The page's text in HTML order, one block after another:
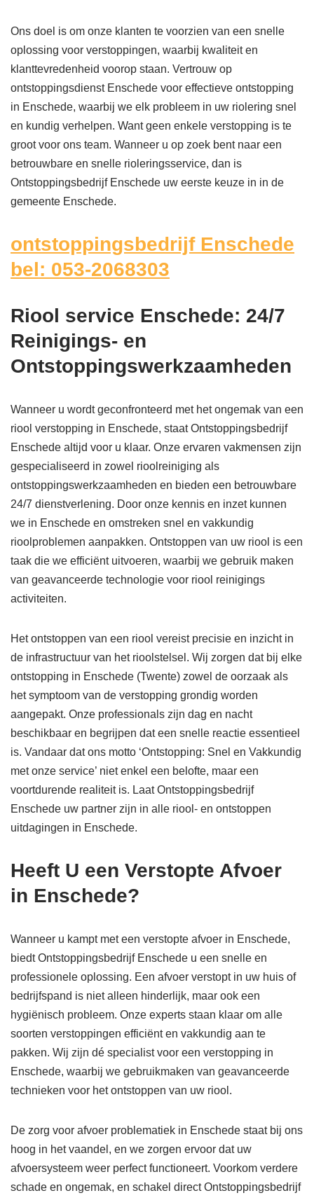
Ons doel is om onze klanten te voorzien van een snelle
oplossing voor verstoppingen, waarbij kwaliteit en
klanttevredenheid voorop staan. Vertrouw op
ontstoppingsdienst Enschede voor effectieve ontstopping
in Enschede, waarbij we elk probleem in uw riolering snel
en kundig verhelpen. Want geen enkele verstopping is te
groot voor ons team. Wanneer u op zoek bent naar een
betrouwbare en snelle rioleringsservice, dan is
Ontstoppingsbedrijf Enschede uw eerste keuze in in de
gemeente Enschede.
ontstoppingsbedrijf Enschede
bel: 053-2068303
Riool service Enschede: 24/7
Reinigings- en
Ontstoppingswerkzaamheden
Wanneer u wordt geconfronteerd met het ongemak van een
riool verstopping in Enschede, staat Ontstoppingsbedrijf
Enschede altijd voor u klaar. Onze ervaren vakmensen zijn
gespecialiseerd in zowel rioolreiniging als
ontstoppingswerkzaamheden en bieden een betrouwbare
24/7 dienstverlening. Door onze kennis en inzet kunnen
we in Enschede en omstreken snel en vakkundig
rioolproblemen aanpakken. Ontstoppen van uw riool is een
taak die we efficiënt uitvoeren, waarbij we gebruik maken
van geavanceerde technologie voor riool reinigings
activiteiten.
Het ontstoppen van een riool vereist precisie en inzicht in
de infrastructuur van het rioolstelsel. Wij zorgen dat bij elke
ontstopping in Enschede (Twente) zowel de oorzaak als
het symptoom van de verstopping grondig worden
aangepakt. Onze professionals zijn dag en nacht
beschikbaar en begrijpen dat een snelle reactie essentieel
is. Vandaar dat ons motto ‘Ontstopping: Snel en Vakkundig
met onze service’ niet enkel een belofte, maar een
voortdurende realiteit is. Laat Ontstoppingsbedrijf
Enschede uw partner zijn in alle riool- en ontstoppen
uitdagingen in Enschede.
Heeft U een Verstopte Afvoer
in Enschede?
Wanneer u kampt met een verstopte afvoer in Enschede,
biedt Ontstoppingsbedrijf Enschede u een snelle en
professionele oplossing. Een afvoer verstopt in uw huis of
bedrijfspand is niet alleen hinderlijk, maar ook een
hygiënisch probleem. Onze experts staan klaar om alle
soorten verstoppingen efficiënt en vakkundig aan te
pakken. Wij zijn dé specialist voor een verstopping in
Enschede, waarbij we gebruikmaken van geavanceerde
technieken voor het ontstoppen van uw riool.
De zorg voor afvoer problematiek in Enschede staat bij ons
hoog in het vaandel, en we zorgen ervoor dat uw
afvoersysteem weer perfect functioneert. Voorkom verdere
schade en ongemak, en schakel direct Ontstoppingsbedrijf